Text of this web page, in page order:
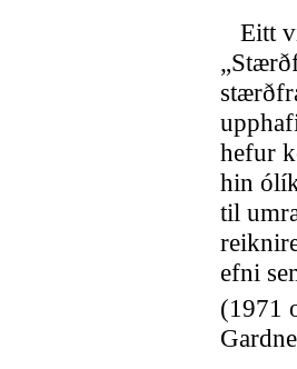
Eitt
hefur
hin
til
efni
(1971